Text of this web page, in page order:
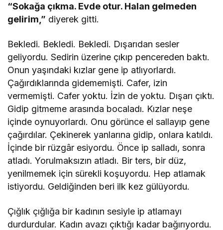
“Sokağa çıkma. Evde otur. Halan gelmeden
gelirim,” diyerek gitti.
Bekledi. Bekledi. Bekledi. Dışarıdan sesler
geliyordu. Sedirin üzerine çıkıp pencereden baktı.
Onun yaşındaki kızlar gene ip atlıyorlardı.
Çağırdıklarında gidememişti. Cafer, izin
vermemişti. Cafer yoktu. İzin de yoktu. Dışarı çıktı.
Gidip gitmeme arasında bocaladı. Kızlar neşe
içinde oynuyorlardı. Onu görünce el sallayıp gene
çağırdılar. Çekinerek yanlarına gidip, onlara katıldı.
İçinde bir rüzgâr esiyordu. Önce ip salladı, sonra
atladı. Yorulmaksızın atladı. Bir ters, bir düz,
yenilmemek için sürekli koşuyordu. Hep atlamak
istiyordu. Geldiğinden beri ilk kez gülüyordu.
Çığlık çığlığa bir kadının sesiyle ip atlamayı
durdurdular. Kadın avazı çıktığı kadar bağırıyordu.